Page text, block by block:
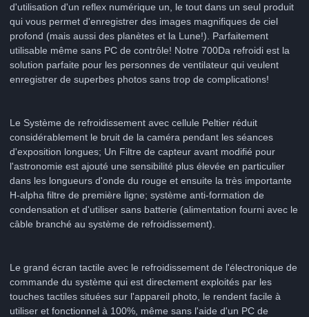
d'utilisation d'un reflex numérique un, le tout dans un seul produit
qui vous permet d'enregistrer des images magnifiques de ciel
profond (mais aussi des planètes et la Lune!). Parfaitement
utilisable même sans PC de contrôle! Notre 700Da refroidi est la
solution parfaite pour les personnes de ventilateur qui veulent
enregistrer de superbes photos sans trop de complications!
Le Système de refroidissement avec cellule Peltier réduit
considérablement le bruit de la caméra pendant les séances
d'exposition longues; Un Filtre de capteur avant modifié pour
l'astronomie est ajouté une sensibilité plus élevée en particulier
dans les longueurs d'onde du rouge et ensuite la très importante
H-alpha filtre de première ligne; système anti-formation de
condensation et d'utiliser sans batterie (alimentation fourni avec le
câble branché au système de refroidissement).
Le grand écran tactile avec le refroidissement de l'électronique de
commande du système qui est directement exploités par les
touches tactiles situées sur l'appareil photo, le rendent facile à
utiliser et fonctionnel à 100%, même sans l'aide d'un PC de